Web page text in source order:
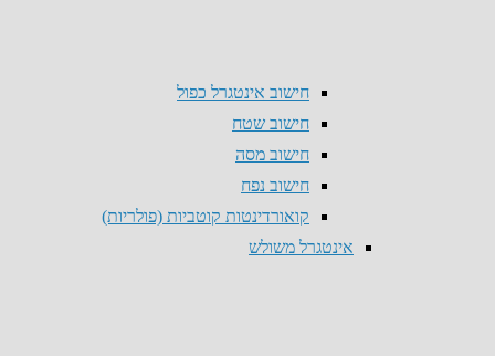
חישוב אינטגרל כפול
חישוב שטח
חישוב מסה
חישוב נפח
קואורדינטות קוטביות (פולריות)
אינטגרל משולש